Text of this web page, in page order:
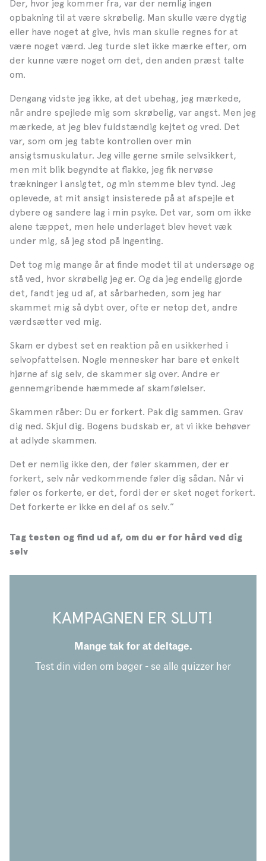
Der, hvor jeg kommer fra, var der nemlig ingen
opbakning til at være skrøbelig. Man skulle være dygtig
eller have noget at give, hvis man skulle regnes for at
være noget værd. Jeg turde slet ikke mærke efter, om
der kunne være noget om det, den anden præst talte
om.
Dengang vidste jeg ikke, at det ubehag, jeg mærkede,
når andre spejlede mig som skrøbelig, var angst. Men jeg
mærkede, at jeg blev fuldstændig kejtet og vred. Det
var, som om jeg tabte kontrollen over min
ansigtsmuskulatur. Jeg ville gerne smile selvsikkert,
men mit blik begyndte at flakke, jeg fik nervøse
trækninger i ansigtet, og min stemme blev tynd. Jeg
oplevede, at mit ansigt insisterede på at afspejle et
dybere og sandere lag i min psyke. Det var, som om ikke
alene tæppet, men hele underlaget blev hevet væk
under mig, så jeg stod på ingenting.
Det tog mig mange år at finde modet til at undersøge og
stå ved, hvor skrøbelig jeg er. Og da jeg endelig gjorde
det, fandt jeg ud af, at sårbarheden, som jeg har
skammet mig så dybt over, ofte er netop det, andre
værdsætter ved mig.
Skam er dybest set en reaktion på en usikkerhed i
selvopfattelsen. Nogle mennesker har bare et enkelt
hjørne af sig selv, de skammer sig over. Andre er
gennemgribende hæmmede af skamfølelser.
Skammen råber: Du er forkert. Pak dig sammen. Grav
dig ned. Skjul dig. Bogens budskab er, at vi ikke behøver
at adlyde skammen.
Det er nemlig ikke den, der føler skammen, der er
forkert, selv når vedkommende føler dig sådan. Når vi
føler os forkerte, er det, fordi der er sket noget forkert.
Det forkerte er ikke en del af os selv.”
Tag testen og find ud af, om du er for hård ved dig
selv